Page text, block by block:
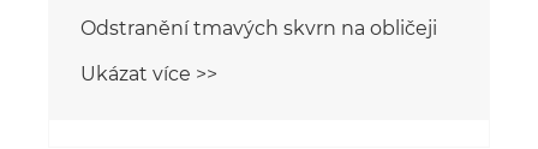
Odstranění tmavých skvrn na obličeji
Ukázat více >>